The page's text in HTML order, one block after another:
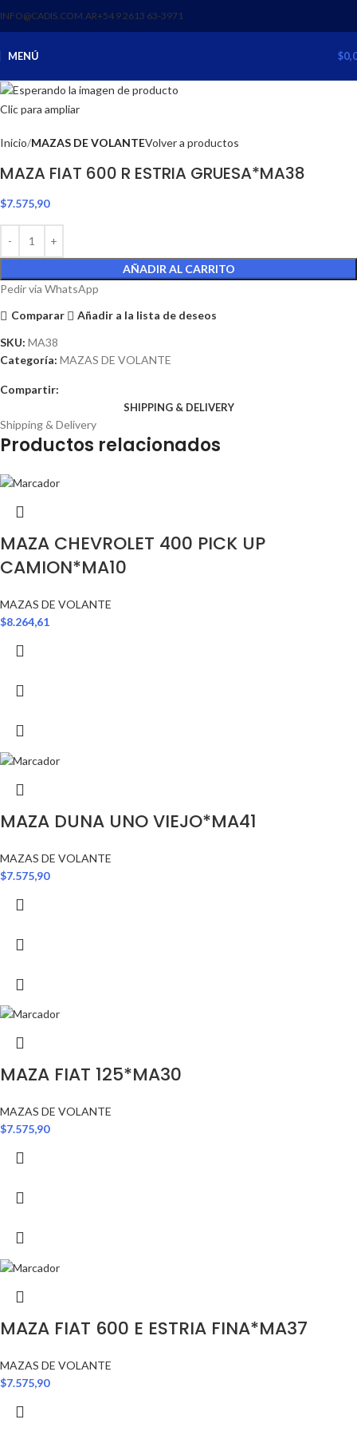
INFO@CADIS.COM.AR‪+54 9 2613 63‑3971‬
MENÚ $
Clic para ampliar
Inicio MAZAS DE VOLANTEVolver a productos
MAZA FIAT 600 R ESTRIA GRUESA*MA38
$7.575,90
AÑADIR AL CARRITO
Pedir via WhatsApp
Comparar
Añadir a la lista de deseos
SKU: MA38
Categoría: MAZAS DE VOLANTE
Compartir:
SHIPPING & DELIVERY
Shipping & Delivery
Productos relacionados
MAZA CHEVROLET 400 PICK UP
CAMION*MA10
MAZAS DE VOLANTE
$8.264,61
MAZA DUNA UNO VIEJO*MA41
MAZAS DE VOLANTE
$7.575,90
MAZA FIAT 125*MA30
MAZAS DE VOLANTE
$7.575,90
MAZA FIAT 600 E ESTRIA FINA*MA37
MAZAS DE VOLANTE
$7.575,90